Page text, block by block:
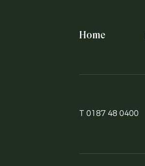
Home
T 0187 48 0400